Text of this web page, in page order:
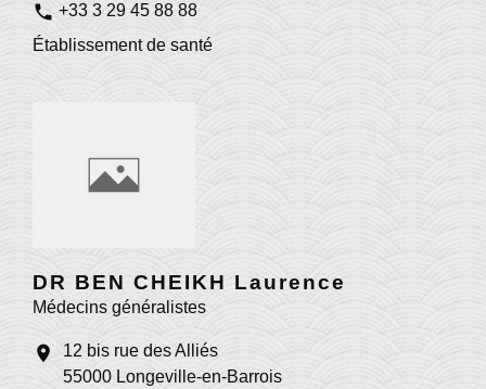
phone +33 3 29 45 88 88
Établissement de santé
DR BEN CHEIKH Laurence
Médecins généralistes
location_on
12 bis rue des Alliés
55000 Longeville-en-Barrois